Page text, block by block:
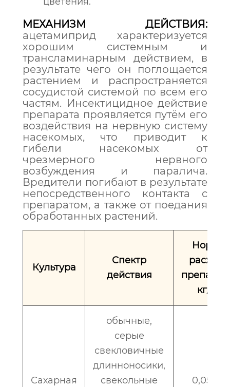
МЕХАНИЗМ ДЕЙСТВИЯ:
ацетамиприд характеризуется
хорошим системным и
трансламинарным действием, в
результате чего он поглощается
растением и распространяется
сосудистой системой по всем его
частям. Инсектицидное действие
препарата проявляется путём его
воздействия на нервную систему
насекомых, что приводит к
гибели насекомых от
чрезмерного нервного
возбуждения и паралича.
Вредители погибают в результате
непосредственного контакта с
препаратом, а также от поедания
обработанных растений.
Культура
Спектр
действия
Норма
расхода
кг/га
Сахарная
обычные,
серые
свекловичные
длинноносики,
свекольные
0,050 –